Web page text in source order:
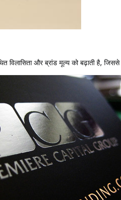
विलासिता और ब्रांड मूल्य को बढ़ाती है,